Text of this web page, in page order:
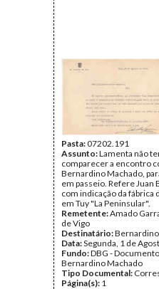
Pasta:07202.191
Assunto:Lamenta não
comparecer a encontro
Bernardino Machado,
em passeio. Refere Juan
com indicação da fábrica
em Tuy "La Peninsular".
Remetente:Amado
de Vigo
Destinatário:
Data:Segunda, 1 de
Fundo:DBG -
Bernardino Machado
Tipo Documental:
Página(s): 1